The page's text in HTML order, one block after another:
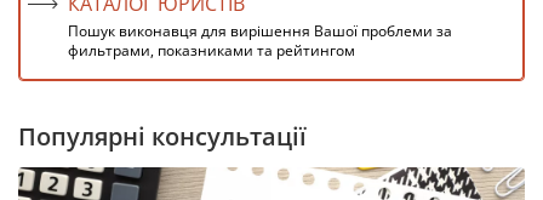
Пошук виконавця для вирішення Вашої проблеми за
фильтрами, показниками та рейтингом
Популярні консультації